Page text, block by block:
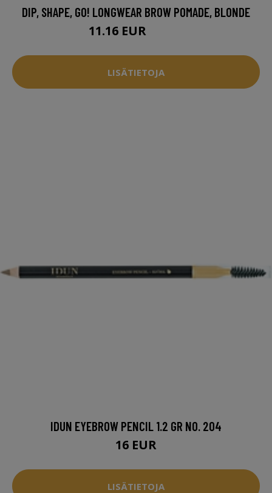
DIP, SHAPE, GO! LONGWEAR BROW POMADE, BLONDE
11.16 EUR
LISÄTIETOJA
IDUN EYEBROW PENCIL 1.2 GR NO. 204
16 EUR
LISÄTIETOJA